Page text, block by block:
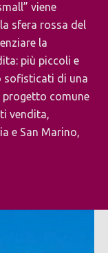
viene
sfera rossa del
la
più piccoli e
sofisticati di una
progetto comune
vendita,
e San Marino,